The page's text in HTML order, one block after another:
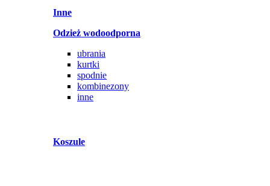
Inne
Odzież wodoodporna
ubrania
kurtki
spodnie
kombinezony
inne
Koszule